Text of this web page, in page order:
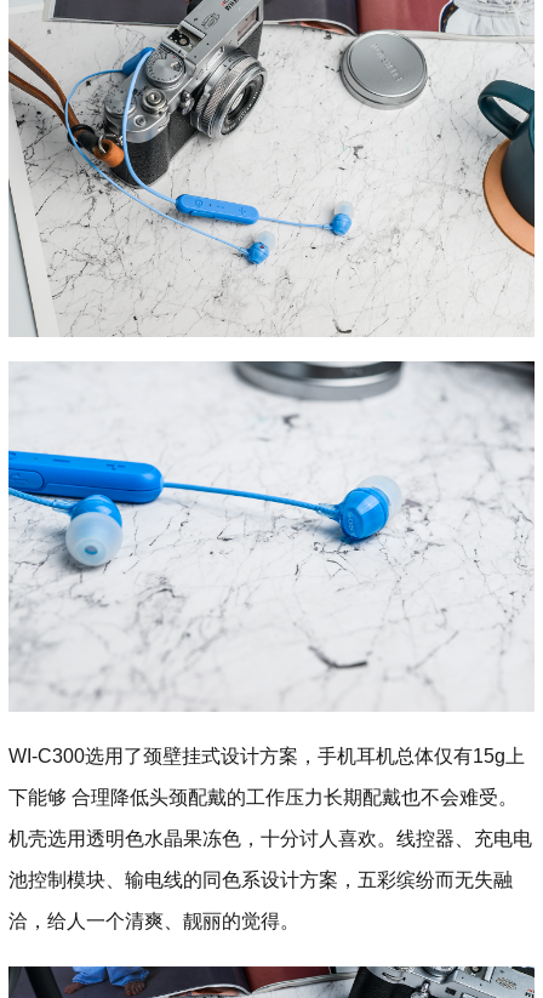
WI-C300选用了颈壁挂式设计方案，手机耳机总体仅有15g上
下能够 合理降低头颈配戴的工作压力长期配戴也不会难受。
机壳选用透明色水晶果冻色，十分讨人喜欢。线控器、充电电
池控制模块、输电线的同色系设计方案，五彩缤纷而无失融
洽，给人一个清爽、靓丽的觉得。